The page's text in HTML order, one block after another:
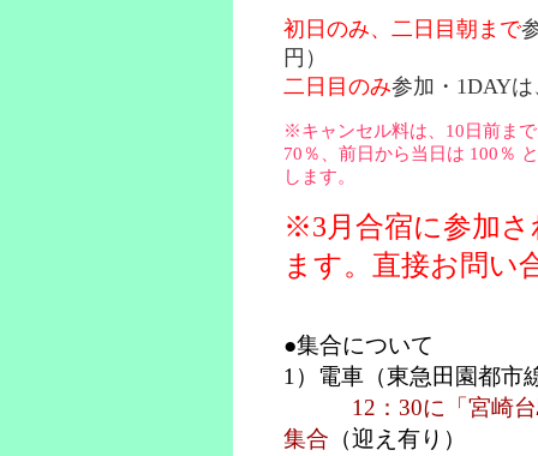
初日のみ、二日目朝まで
円）
二日目のみ参加・1DAY
※キャンセル料は、10日前ま
70％、前日から当日は 100％
します。
※3月合宿に参加
ます。直接お問い
●集合について
1）電車（東急田園都市
12：30に「宮崎
集合 （迎え有り）